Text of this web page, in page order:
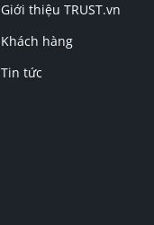
Giới thiệu TRUST.vn
Khách hàng
Tin tức